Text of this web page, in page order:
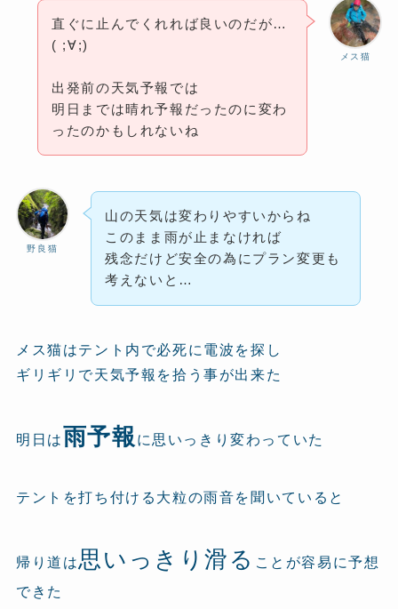
メス猫
直ぐに止んでくれれば良いのだが…
( ;∀;)
出発前の天気予報では
明日までは晴れ予報だったのに変わ
ったのかもしれないね
野良猫
山の天気は変わりやすいからね
このまま雨が止まなければ
残念だけど安全の為にプラン変更も
考えないと…
メス猫はテント内で必死に電波を探し
ギリギリで天気予報を拾う事が出来た
明日は雨予報 に思いっきり変わっていた
テントを打ち付ける大粒の雨音を聞いていると
帰り道は思いっきり滑る ことが容易に予想
できた